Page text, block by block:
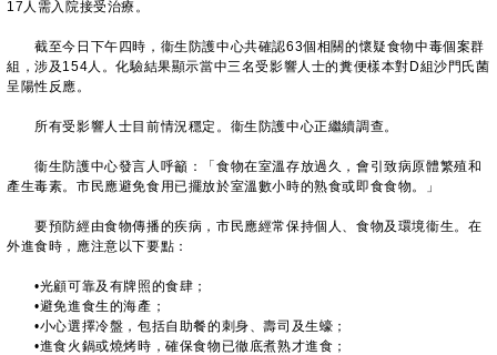
17人需入院接受治療。
截至今日下午四時，衞生防護中心共確認63個相關的懷疑食物中毒個案群
組，涉及154人。化驗結果顯示當中三名受影響人士的糞便樣本對D組沙門氏菌
呈陽性反應。
所有受影響人士目前情況穩定。衞生防護中心正繼續調查。
衞生防護中心發言人呼籲：「食物在室溫存放過久，會引致病原體繁殖和
產生毒素。市民應避免食用已擺放於室溫數小時的熟食或即食食物。」
要預防經由食物傳播的疾病，市民應經常保持個人、食物及環境衞生。在
外進食時，應注意以下要點：
•光顧可靠及有牌照的食肆；
•避免進食生的海產；
•小心選擇冷盤，包括自助餐的刺身、壽司及生蠔；
•進食火鍋或燒烤時，確保食物已徹底煮熟才進食；